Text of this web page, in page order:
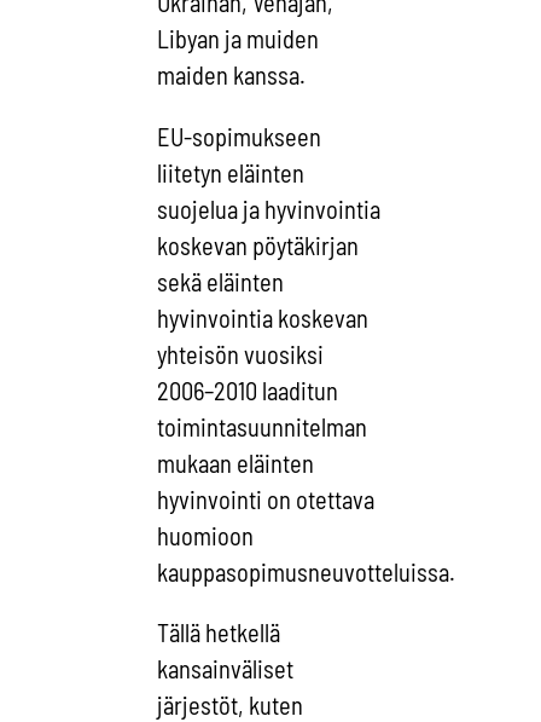
Libyan ja muiden
maiden kanssa.
EU-sopimukseen
liitetyn eläinten
suojelua ja hyvinvointia
koskevan pöytäkirjan
sekä eläinten
hyvinvointia koskevan
yhteisön vuosiksi
2006–2010 laaditun
toimintasuunnitelman
mukaan eläinten
hyvinvointi on otettava
huomioon
kauppasopimusneuvotteluissa.
Tällä hetkellä
kansainväliset
järjestöt, kuten